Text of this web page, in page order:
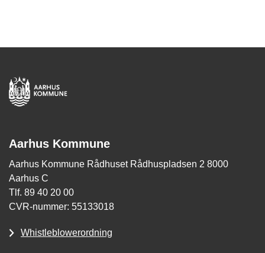
Aarhus Kommune
Aarhus Kommune Rådhuset Rådhuspladsen 2 8000
Aarhus C
Tlf. 89 40 20 00
CVR-nummer: 55133018
Whistleblowerordning